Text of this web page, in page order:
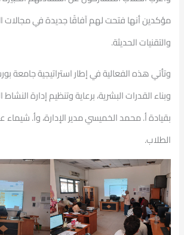
مؤكدين أنها فتحت لهم آفاقًا جديدة في مجالات
والتقنيات الحديثة.
وتأتي هذه الفعالية في إطار استراتيجية جامعة
وبناء القدرات البشرية، برعاية وتنظيم إدارة
بقيادة أ. محمد الخميسي مدير الإدارة، وأ. شيماء
الطلاب.